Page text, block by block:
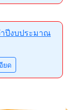
ำปีงบประมาณ
ยด